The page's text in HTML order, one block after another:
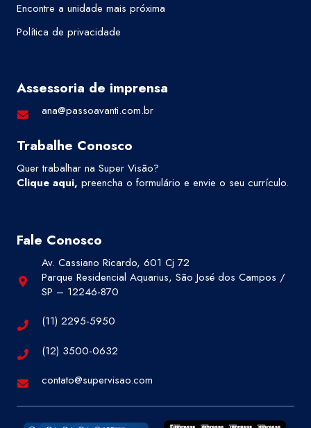
Encontre a unidade mais próxima
Política de privacidade
Assessoria de imprensa
ana@passoavanti.com.br
Trabalhe Conosco
Quer trabalhar na Super Visão?
Clique aqui, preencha o formulário e envie o seu currículo.
Fale Conosco
Av. Cassiano Ricardo, 601 Cj 72
Parque Residencial Aquarius, São José dos Campos /
SP – 12246-870
(11) 2295-5950
(12) 3500-0632
contato@supervisao.com